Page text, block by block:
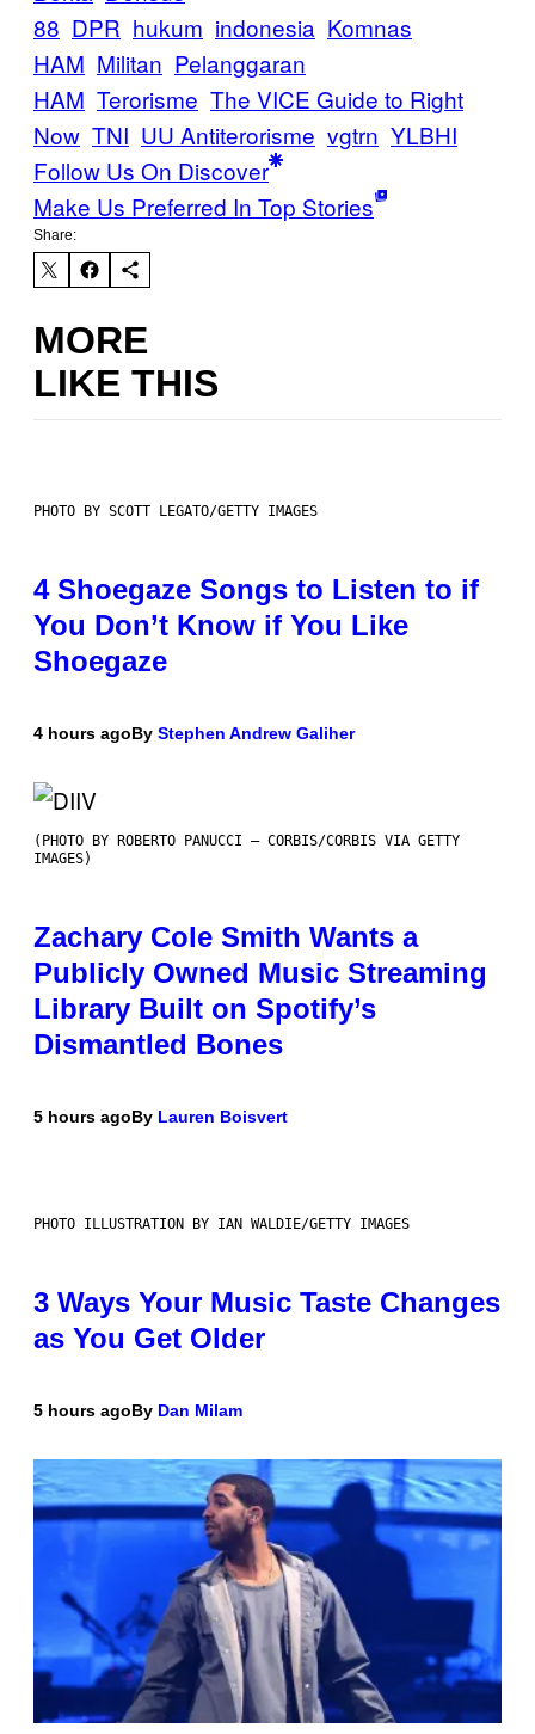
88 DPR hukum indonesia Komnas
HAM Militan Pelanggaran
HAM Terorisme The VICE Guide to Right
Now TNI UU Antiterorisme vgtrn YLBHI
Follow Us On Discover
Make Us Preferred In Top Stories
Share:
MORE
LIKE THIS
PHOTO BY SCOTT LEGATO/GETTY IMAGES
4 Shoegaze Songs to Listen to if
You Don’t Know if You Like
Shoegaze
4 hours agoBy Stephen Andrew Galiher
(PHOTO BY ROBERTO PANUCCI – CORBIS/CORBIS VIA GETTY
IMAGES)
Zachary Cole Smith Wants a
Publicly Owned Music Streaming
Library Built on Spotify’s
Dismantled Bones
5 hours agoBy Lauren Boisvert
PHOTO ILLUSTRATION BY IAN WALDIE/GETTY IMAGES
3 Ways Your Music Taste Changes
as You Get Older
5 hours agoBy Dan Milam